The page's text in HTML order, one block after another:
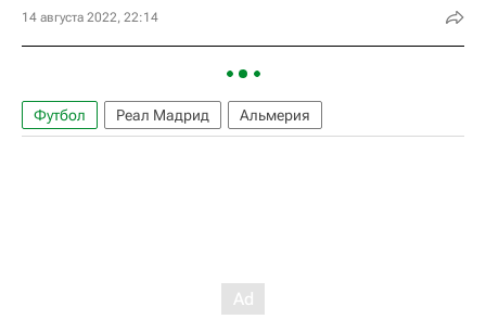
14 августа 2022, 22:14
Футбол Реал Мадрид Альмерия